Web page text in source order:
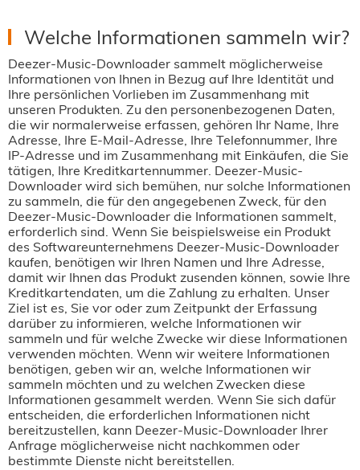
Welche Informationen sammeln wir?
Deezer-Music-Downloader sammelt möglicherweise
Informationen von Ihnen in Bezug auf Ihre Identität und
Ihre persönlichen Vorlieben im Zusammenhang mit
unseren Produkten. Zu den personenbezogenen Daten,
die wir normalerweise erfassen, gehören Ihr Name, Ihre
Adresse, Ihre E-Mail-Adresse, Ihre Telefonnummer, Ihre
IP-Adresse und im Zusammenhang mit Einkäufen, die Sie
tätigen, Ihre Kreditkartennummer. Deezer-Music-
Downloader wird sich bemühen, nur solche Informationen
zu sammeln, die für den angegebenen Zweck, für den
Deezer-Music-Downloader die Informationen sammelt,
erforderlich sind. Wenn Sie beispielsweise ein Produkt
des Softwareunternehmens Deezer-Music-Downloader
kaufen, benötigen wir Ihren Namen und Ihre Adresse,
damit wir Ihnen das Produkt zusenden können, sowie Ihre
Kreditkartendaten, um die Zahlung zu erhalten. Unser
Ziel ist es, Sie vor oder zum Zeitpunkt der Erfassung
darüber zu informieren, welche Informationen wir
sammeln und für welche Zwecke wir diese Informationen
verwenden möchten. Wenn wir weitere Informationen
benötigen, geben wir an, welche Informationen wir
sammeln möchten und zu welchen Zwecken diese
Informationen gesammelt werden. Wenn Sie sich dafür
entscheiden, die erforderlichen Informationen nicht
bereitzustellen, kann Deezer-Music-Downloader Ihrer
Anfrage möglicherweise nicht nachkommen oder
bestimmte Dienste nicht bereitstellen.